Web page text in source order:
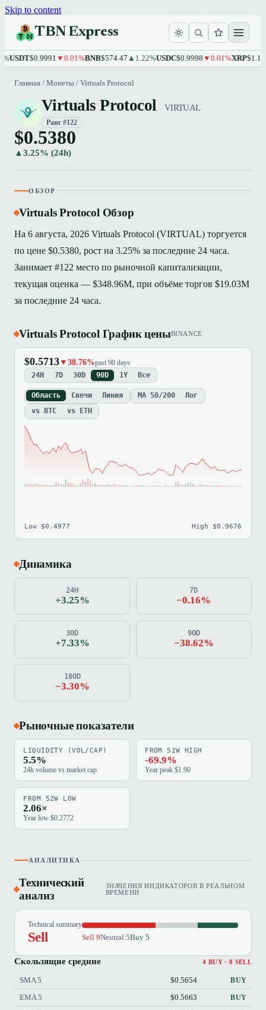
Skip to content
TBN Express
$0.9991▼0.01%BNB$574.47▲1.22%USDC$0.9998▼0.01%XRP$1.10
Главная / Монеты / Virtuals Protocol
Virtuals Protocol VIRTUAL
Ранг #122
$0.5380
▲3.25% (24h)
ОБЗОР
Virtuals Protocol Обзор
На 6 августа, 2026 Virtuals Protocol (VIRTUAL) торгуется
по цене $0.5380, рост на 3.25% за последние 24 часа.
Занимает #122 место по рыночной капитализации,
текущая оценка — $348.96M, при объёме торгов $19.03M
за последние 24 часа.
Virtuals Protocol График ценыBINANCE
$0.5713 ▼38.76%past 90 days
24H 7D 30D 90D 1Y Все
Область Свечи Линия MA 50/200
Лог
vs BTC
vs ETH
Low $0.4977 High $0.9676
Динамика
24H
+3.25%
7D
−0.16%
30D
+7.33%
90D
−38.62%
180D
−3.30%
Рыночные показатели
LIQUIDITY (VOL/CAP)
5.5%
24h volume vs market cap
FROM 52W HIGH
-69.9%
Year peak $1.90
FROM 52W LOW
2.06×
Year low $0.2772
АНАЛИТИКА
Технический
анализ
ЗНАЧЕНИЯ ИНДИКАТОРОВ В РЕАЛЬНОМ
ВРЕМЕНИ
Technical summary
Sell Sell 9Neutral 5Buy 5
Скользящие средние 4 BUY · 8 SELL
SMA 5 $0.5654 BUY
EMA 5 $0.5663 BUY